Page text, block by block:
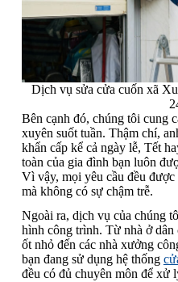
Dịch vụ sửa cửa cuốn xã
Bên cạnh đó, chúng tôi cung
xuyên suốt tuần. Thậm chí,
khẩn cấp kể cả ngày lễ, Tết
toàn của gia đình bạn luôn
Vì vậy, mọi yêu cầu đều
mà không có sự chậm trễ.
Ngoài ra, dịch vụ của chúng
hình công trình. Từ nhà ở
ốt nhỏ đến các nhà xưởng
bạn đang sử dụng hệ thống
đều có đủ chuyên môn để xử